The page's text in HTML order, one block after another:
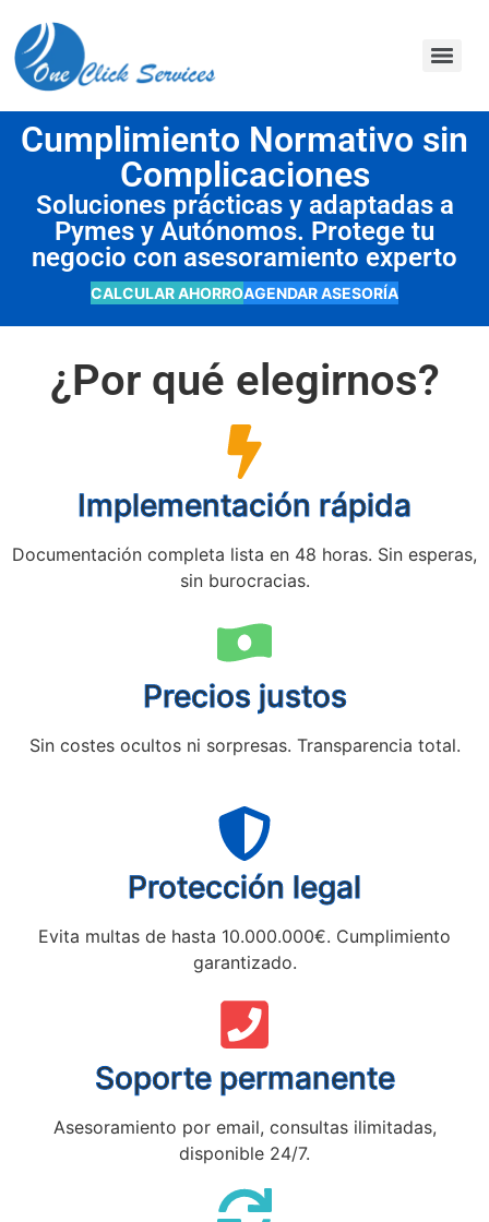
Cumplimiento Normativo sin
Complicaciones
Soluciones prácticas y adaptadas a
Pymes y Autónomos. Protege tu
negocio con asesoramiento experto
CALCULAR AHORROAGENDAR ASESORÍA
¿Por qué elegirnos?
Implementación rápida
Documentación completa lista en 48 horas. Sin esperas,
sin burocracias.
Precios justos
Sin costes ocultos ni sorpresas. Transparencia total.
Protección legal
Evita multas de hasta 10.000.000€. Cumplimiento
garantizado.
Soporte permanente
Asesoramiento por email, consultas ilimitadas,
disponible 24/7.